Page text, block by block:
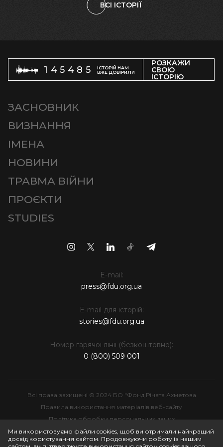
ВСІ ІСТОРІЇ
145485
ІСТОРІЙ НАМ
ВЖЕ ДОВІРИЛИ
РОЗКАЖИ
СВОЮ
ІСТОРІЮ
ЗАСНОВНИК
ВИЗНАННЯ
ІМЕНА
НОВИНИ
ТРАВМА ВІЙНИ
ПРОЄКТИ
STUDIES
E-mail:
press@fdu.org.ua
E-mail для історій:
stories@fdu.org.ua
Номер гарячої лінії (безкоштовно):
0 (800) 509 001
Всі права захищені © 2024 БО "Фонд Ріната Ахметова
Правила використання матеріалів веб-сайту
Політика обробки персональних даних
Інтелектуальна власність
Ми використовуємо файли cookies, щоб ви отримали найкращий
досвід користування сайтом. Продовжуючи роботу із нашим